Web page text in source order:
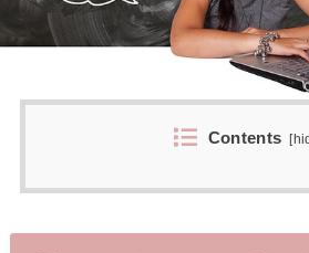
Contents [